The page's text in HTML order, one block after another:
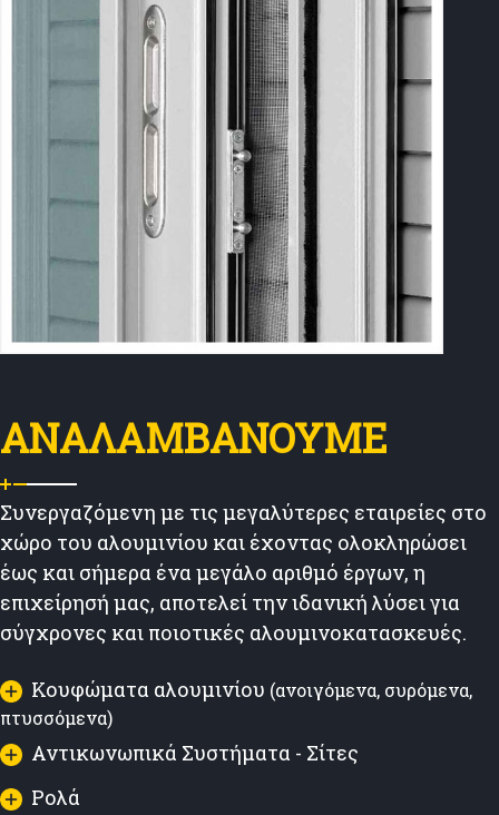
ΑΝΑΛΑΜΒΑΝΟΥΜΕ
Συνεργαζόμενη με τις μεγαλύτερες εταιρείες στο
χώρο του αλουμινίου και έχοντας ολοκληρώσει
έως και σήμερα ένα μεγάλο αριθμό έργων, η
επιχείρησή μας, αποτελεί την ιδανική λύσει για
σύγχρονες και ποιοτικές αλουμινοκατασκευές.
Κουφώματα αλουμινίου (ανοιγόμενα, συρόμενα,
πτυσσόμενα)
Αντικωνωπικά Συστήματα - Σίτες
Ρολά